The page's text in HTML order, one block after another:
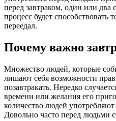
перед завтраком, один или два
процесс будет способствовать
переедал.
Почему важно
Множество людей, которые
лишают себя возможности
позавтракать. Нередко
времени или желания его
количество людей
Довольно часто перед людьми